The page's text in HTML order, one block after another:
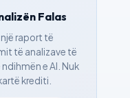
Falas
raport të
të analizave të
e AI. Nuk
krediti.